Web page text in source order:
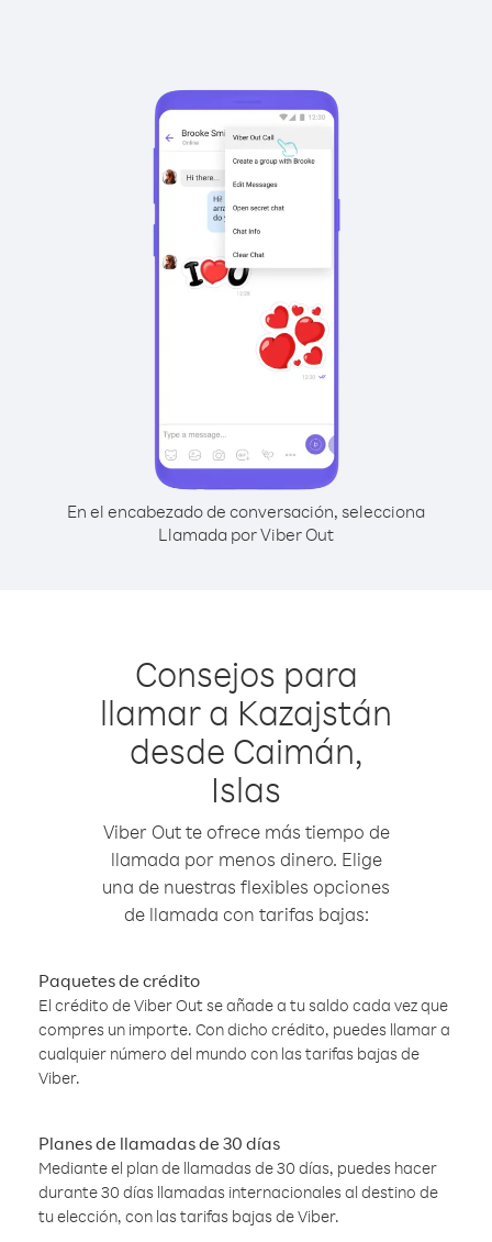
En el encabezado de conversación, selecciona
Llamada por Viber Out
Consejos para
llamar a Kazajstán
desde Caimán,
Islas
Viber Out te ofrece más tiempo de
llamada por menos dinero. Elige
una de nuestras flexibles opciones
de llamada con tarifas bajas:
Paquetes de crédito
El crédito de Viber Out se añade a tu saldo cada vez que
compres un importe. Con dicho crédito, puedes llamar a
cualquier número del mundo con las tarifas bajas de
Viber.
Planes de llamadas de 30 días
Mediante el plan de llamadas de 30 días, puedes hacer
durante 30 días llamadas internacionales al destino de
tu elección, con las tarifas bajas de Viber.